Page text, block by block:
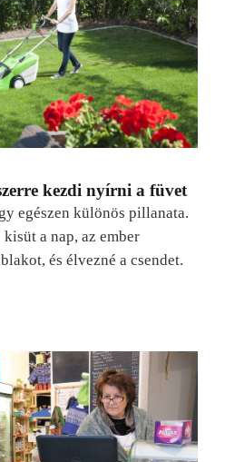
kezdi nyírni a füvet
egészen különös pillanata.
a nap, az ember
és élvezné a csendet.